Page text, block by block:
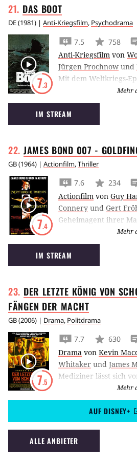
DAS BOOT
DE(1981) | Anti-Kriegsfilm, Psychodrama
7.3
7.5 758
Anti-Kriegsfilm von
Jürgen Prochnow und
Mit dem Weltkriegs-
Boot-Besatzung im
Regisseur Wolfgang
Blockbuster ins
Mehr
IM STREAM
JAMES BOND 007 -
GB(1964) | Actionfilm,Thriller
7.4
7.6 234
Actionfilm von Guy
Connery und Gert
Geheimagent ihrer
Goldfinger auf den
Goldreserven der USA
Mehr
IM STREAM
DER LETZTE KÖNIG VON
FÄNGEN DER MACHT
GB(2006) | Drama, Politdrama
7.5
7.7 630
Drama von Kevin
Whitaker und James
Mediziner lässt sich
König von
verführen.
Mehr
AUF DISNEY+
ALLE ANBIETER